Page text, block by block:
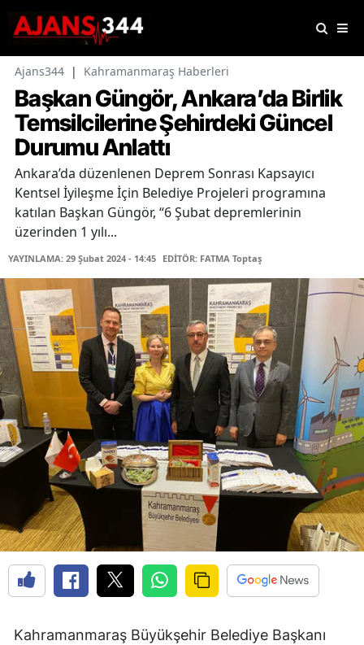
Ajans344 | Kahramanmaraş Haberleri
Başkan Güngör, Ankara’da Birlik
Temsilcilerine Şehirdeki Güncel
Durumu Anlattı
Ankara’da düzenlenen Deprem Sonrası Kapsayıcı
Kentsel İyileşme İçin Belediye Projeleri programına
katılan Başkan Güngör, “6 Şubat depremlerinin
üzerinden 1 yılı...
YAYINLAMA: 29 Şubat 2024 - 14:45 EDİTÖR: FATMA Toptaş
Kahramanmaraş Büyükşehir Belediye Başkanı